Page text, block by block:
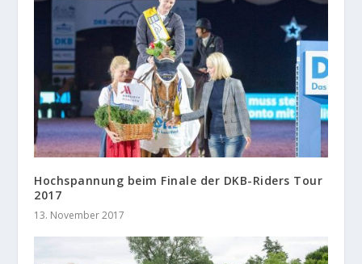
Hochspannung beim Finale der DKB-Riders Tour
2017
13. November 2017